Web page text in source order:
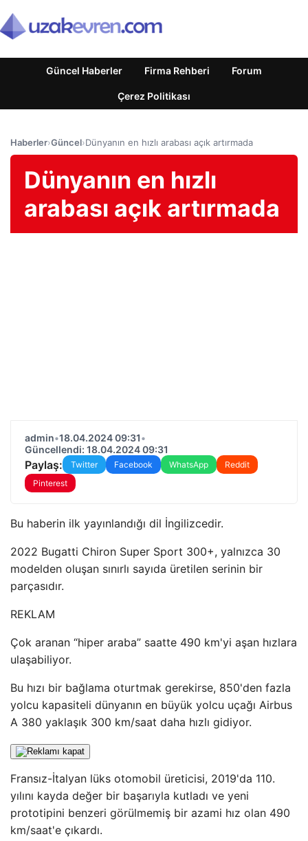
Güncel Haberler Firma Rehberi Forum
Çerez Politikası
Haberler›Güncel›Dünyanın en hızlı arabası açık artırmada
Dünyanın en hızlı
arabası açık artırmada
admin•18.04.2024 09:31•
Güncellendi: 18.04.2024 09:31
Paylaş: Twitter Facebook WhatsApp
Reddit
Pinterest
Bu haberin ilk yayınlandığı dil İngilizcedir.
2022 Bugatti Chiron Super Sport 300+, yalnızca 30
modelden oluşan sınırlı sayıda üretilen serinin bir
parçasıdır.
REKLAM
Çok aranan “hiper araba” saatte 490 km'yi aşan hızlara
ulaşabiliyor.
Bu hızı bir bağlama oturtmak gerekirse, 850'den fazla
yolcu kapasiteli dünyanın en büyük yolcu uçağı Airbus
A 380 yaklaşık 300 km/saat daha hızlı gidiyor.
Fransız-İtalyan lüks otomobil üreticisi, 2019'da 110.
yılını kayda değer bir başarıyla kutladı ve yeni
prototipini benzeri görülmemiş bir azami hız olan 490
km/saat'e çıkardı.